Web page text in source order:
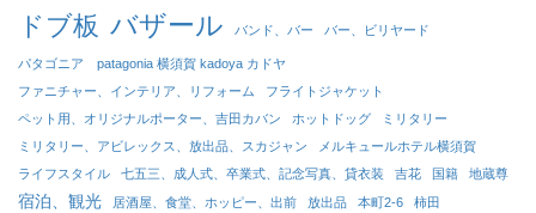
ドブ板 バザール バンド、バー バー、ビリヤード
パタゴニア patagonia 横須賀 kadoya カドヤ
ファニチャー、インテリア、リフォーム
フライトジャケット
ペット用、オリジナルポーター、吉田カバン
ホットドッグ
ミリタリー
ミリタリー、アビレックス、放出品、スカジャン
メルキュールホテル横須賀
ライフスタイル
七五三、成人式、卒業式、記念写真、貸衣装 吉花 国籍 地蔵尊
宿泊、観光 居酒屋、食堂、ホッピー、出前 放出品 本町2-6 柿田